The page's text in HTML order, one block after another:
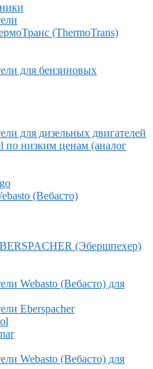
(ThermoTrans)
для бензиновых
для дизельных двигателей
по низким ценам (аналог
(Вебасто)
(Эбершпехер)
Webasto (Вебасто) для
Eberspacher
Webasto (Вебасто) для